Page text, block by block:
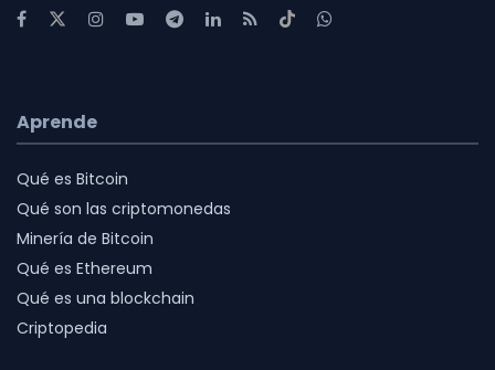
Aprende
Qué es Bitcoin
Qué son las criptomonedas
Minería de Bitcoin
Qué es Ethereum
Qué es una blockchain
Criptopedia